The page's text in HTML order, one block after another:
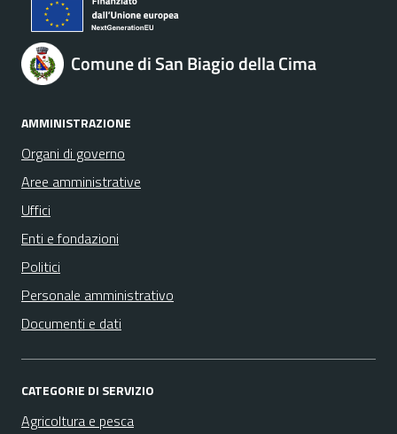
Comune di San Biagio della Cima
AMMINISTRAZIONE
Organi di governo
Aree amministrative
Uffici
Enti e fondazioni
Politici
Personale amministrativo
Documenti e dati
CATEGORIE DI SERVIZIO
Agricoltura e pesca